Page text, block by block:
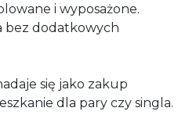
i wyposażone.
bez dodatkowych
się jako zakup
dla pary czy singla.